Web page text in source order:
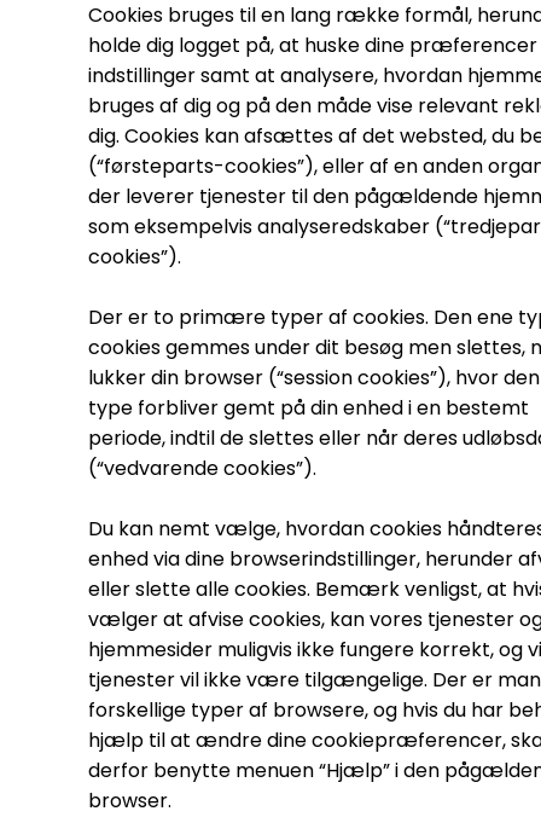
Cookies bruges til en lang række formål,
holde dig logget på, at huske dine præferencer
indstillinger samt at analysere, hvordan
bruges af dig og på den måde vise relevant
dig. Cookies kan afsættes af det websted, du
(“førsteparts-cookies”), eller af en anden
der leverer tjenester til den pågældende
som eksempelvis analyseredskaber
cookies”).
Der er to primære typer af cookies. Den ene
cookies gemmes under dit besøg men slettes,
lukker din browser (“session cookies”), hvor
type forbliver gemt på din enhed i en bestemt
periode, indtil de slettes eller når deres
(“vedvarende cookies”).
Du kan nemt vælge, hvordan cookies
enhed via dine browserindstillinger, herunder
eller slette alle cookies. Bemærk venligst, at
vælger at afvise cookies, kan vores tjenester
hjemmesider muligvis ikke fungere korrekt, og
tjenester vil ikke være tilgængelige. Der er
forskellige typer af browsere, og hvis du har
hjælp til at ændre dine cookiepræferencer,
derfor benytte menuen “Hjælp” i den
browser.